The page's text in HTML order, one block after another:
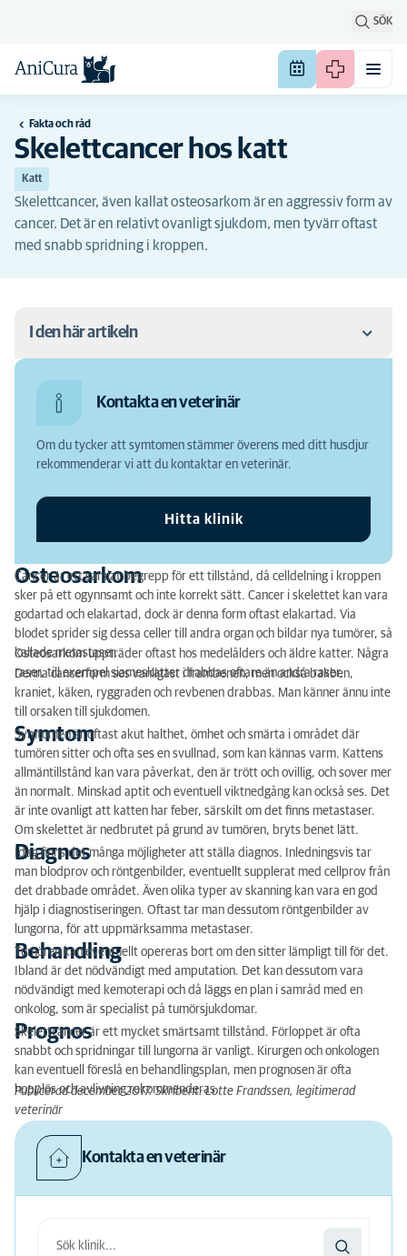
SÖK
Fakta och råd
Skelettcancer hos katt
Katt
Skelettcancer, även kallat osteosarkom är en aggressiv form av
cancer. Det är en relativt ovanligt sjukdom, men tyvärr oftast
med snabb spridning i kroppen.
I den här artikeln
Diagnos
Kontakta en veterinär
Om du tycker att symtomen stämmer överens med ditt husdjur
rekommenderar vi att du kontaktar en veterinär.
Hitta klinik
Osteosarkom
Cancer är ett samlat begrepp för ett tillstånd, då celldelning i kroppen
sker på ett ogynnsamt och inte korrekt sätt. Cancer i skelettet kan vara
godartad och elakartad, dock är denna form oftast elakartad. Via
blodet sprider sig dessa celler till andra organ och bildar nya tumörer, så
kallade metastaser.
Osteosarkom uppträder oftast hos medelålders och äldre katter. Några
raser, till exempel siameskatter drabbas oftare än andra raser.
Denna cancerform ses vanligast i frambenen, men också bakben,
kraniet, käken, ryggraden och revbenen drabbas. Man känner ännu inte
till orsaken till sjukdomen.
Symtom
Symtomen är oftast akut halthet, ömhet och smärta i området där
tumören sitter och ofta ses en svullnad, som kan kännas varm. Kattens
allmäntillstånd kan vara påverkat, den är trött och ovillig, och sover mer
än normalt. Minskad aptit och eventuell viktnedgång kan också ses. Det
är inte ovanligt att katten har feber, särskilt om det finns metastaser.
Om skelettet är nedbrutet på grund av tumören, bryts benet lätt.
Diagnos
Idag finns det många möjligheter att ställa diagnos. Inledningsvis tar
man blodprov och röntgenbilder, eventuellt supplerat med cellprov från
det drabbade området. Även olika typer av skanning kan vara en god
hjälp i diagnostiseringen. Oftast tar man dessutom röntgenbilder av
lungorna, för att uppmärksamma metastaser.
Behandling
Tumören kan eventuellt opereras bort om den sitter lämpligt till för det.
Ibland är det nödvändigt med amputation. Det kan dessutom vara
nödvändigt med kemoterapi och då läggs en plan i samråd med en
onkolog, som är specialist på tumörsjukdomar.
Prognos
Skelettcancer är ett mycket smärtsamt tillstånd. Förloppet är ofta
snabbt och spridningar till lungorna är vanligt. Kirurgen och onkologen
kan eventuell föreslå en behandlingsplan, men prognosen är ofta
hopplös och avlivning rekommenderas.
Publicerad december 2017. Skribent: Lotte Frandssen, legitimerad
veterinär
Kontakta en veterinär